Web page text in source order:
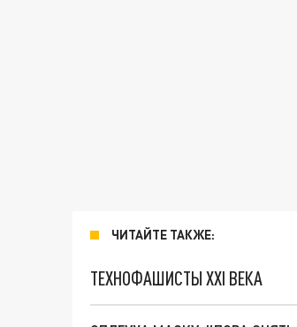
ЧИТАЙТЕ ТАКЖЕ:
ТЕХНОФАШИСТЫ XXI ВЕКА